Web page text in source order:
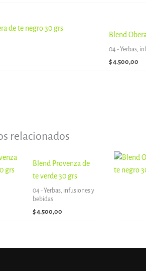
Blend
04 - Yerbas,
$4.500,00
relacionados
Blend Provenza de
te verde 30 grs
04 - Yerbas, infusiones y
bebidas
$4.500,00